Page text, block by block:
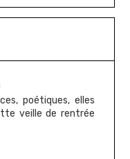
poétiques, elles
veille de rentrée